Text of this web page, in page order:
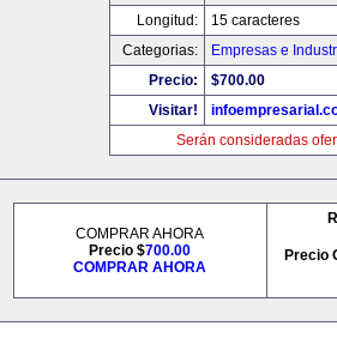
Longitud:
15 caracteres
Categorias:
Empresas e
Precio:
$700.00
Visitar!
Serán consideradas
COMPRAR AHORA
Precio $700.00
COMPRAR AHORA
Precio